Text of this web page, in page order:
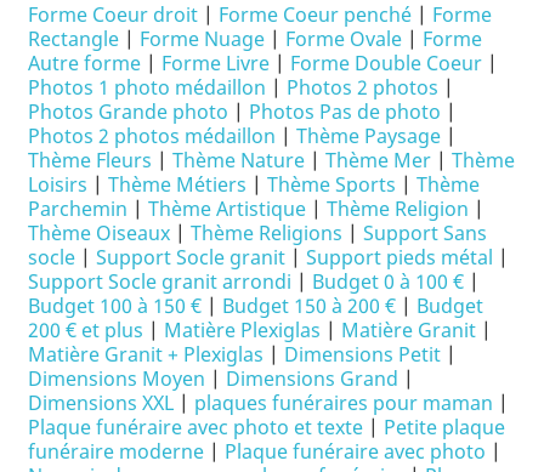
Forme Coeur droit | Forme Coeur penché | Forme
Rectangle | Forme Nuage | Forme Ovale | Forme
Autre forme | Forme Livre | Forme Double Coeur |
Photos 1 photo médaillon | Photos 2 photos |
Photos Grande photo | Photos Pas de photo |
Photos 2 photos médaillon | Thème Paysage |
Thème Fleurs | Thème Nature | Thème Mer | Thème
Loisirs | Thème Métiers | Thème Sports | Thème
Parchemin | Thème Artistique | Thème Religion |
Thème Oiseaux | Thème Religions | Support Sans
socle | Support Socle granit | Support pieds métal |
Support Socle granit arrondi | Budget 0 à 100 € |
Budget 100 à 150 € | Budget 150 à 200 € | Budget
200 € et plus | Matière Plexiglas | Matière Granit |
Matière Granit + Plexiglas | Dimensions Petit |
Dimensions Moyen | Dimensions Grand |
Dimensions XXL | plaques funéraires pour maman |
Plaque funéraire avec photo et texte | Petite plaque
funéraire moderne | Plaque funéraire avec photo |